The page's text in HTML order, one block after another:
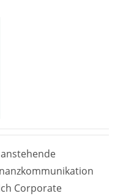
Corporate